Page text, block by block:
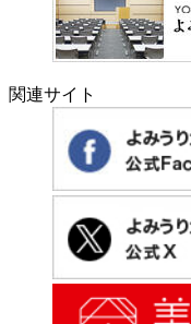
関連サイト